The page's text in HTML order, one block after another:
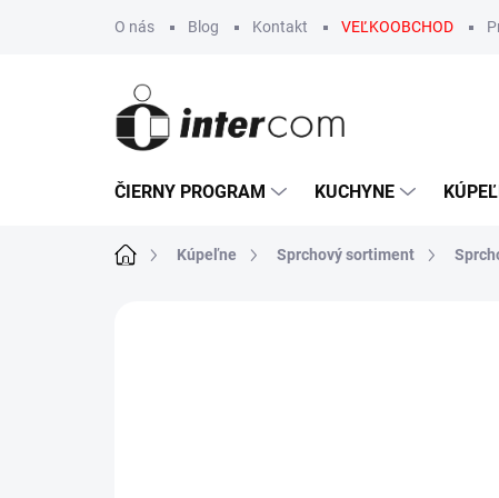
O nás Blog Kontakt VEĽKOOBCHOD
ČIERNY PROGRAM KUCHYNE
DomovKúpeľne Sprchový sortiment